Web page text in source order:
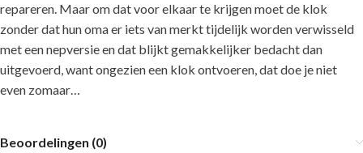
repareren. Maar om dat voor elkaar te krijgen moet de klok
zonder dat hun oma er iets van merkt tijdelijk worden verwisseld
met een nepversie en dat blijkt gemakkelijker bedacht dan
uitgevoerd, want ongezien een klok ontvoeren, dat doe je niet
even zomaar…
Beoordelingen (0)